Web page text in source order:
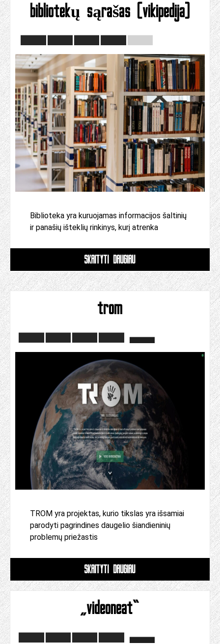
bibliotekų sąrašas (vikipedija)
Biblioteka yra kuruojamas informacijos šaltinių
ir panašių išteklių rinkinys, kurį atrenka
SKAITYTI DAUGIAU
trom
TROM yra projektas, kurio tikslas yra išsamiai
parodyti pagrindines daugelio šiandieninių
problemų priežastis
SKAITYTI DAUGIAU
„videoneat“